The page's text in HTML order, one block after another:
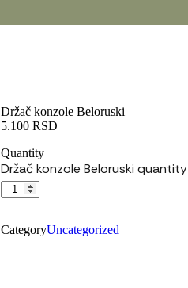
Držač konzole Beloruski
5.100RSD
Quantity
Držač konzole Beloruski quantity
CategoryUncategorized